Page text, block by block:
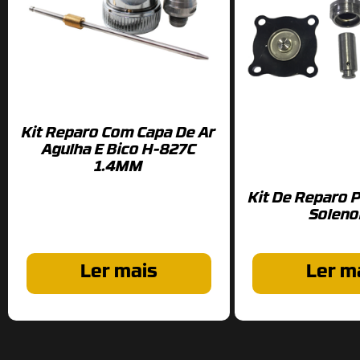
Kit Reparo Com Capa De Ar
Agulha E Bico H-827C
1.4MM
Ler mais
Kit De Reparo
Ler